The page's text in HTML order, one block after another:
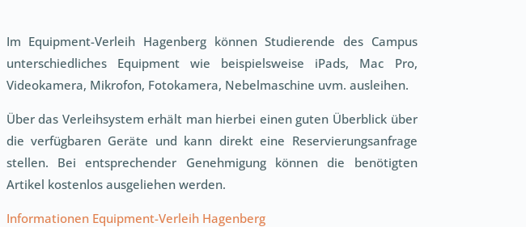
Im Equipment-Verleih Hagenberg können Studierende des Campus
unterschiedliches Equipment wie beispielsweise iPads, Mac Pro,
Videokamera, Mikrofon, Fotokamera, Nebelmaschine uvm. ausleihen.
Über das Verleihsystem erhält man hierbei einen guten Überblick über
die verfügbaren Geräte und kann direkt eine Reservierungsanfrage
stellen. Bei entsprechender Genehmigung können die benötigten
Artikel kostenlos ausgeliehen werden.
Informationen Equipment-Verleih Hagenberg